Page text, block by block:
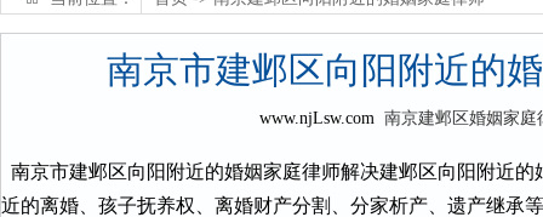
南京市建邺区向阳附近的
www.njLsw.com南京建邺区婚姻家庭
南京市建邺区向阳附近的婚姻家庭律师解决建邺区向阳附近
近的离婚、孩子抚养权、离婚财产分割、分家析产、遗产继承